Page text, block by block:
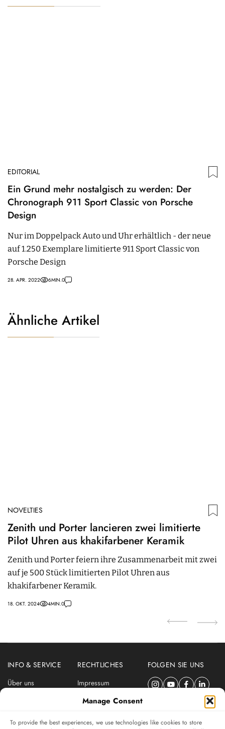
Manage Consent
To provide the best experiences, we use technologies like cookies to store
EDITORIAL
Ein Grund mehr nostalgisch zu werden: Der
Chronograph 911 Sport Classic von Porsche
Design
Nur im Doppelpack Auto und Uhr erhältlich - der neue
auf 1.250 Exemplare limitierte 911 Sport Classic von
Porsche Design
28. APR. 2022 6MIN.0
Ähnliche Artikel
NOVELTIES
Zenith und Porter lancieren zwei limitierte
Pilot Uhren aus khakifarbener Keramik
Zenith und Porter feiern ihre Zusammenarbeit mit zwei
auf je 500 Stück limitierten Pilot Uhren aus
khakifarbener Keramik.
18. OKT. 2024 4MIN.0
INFO & SERVICE
Über uns
RECHTLICHES
Impressum
Datenschutzerklärung
FOLGEN SIE UNS